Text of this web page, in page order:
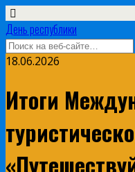
День республики
18.06.2026
Итоги